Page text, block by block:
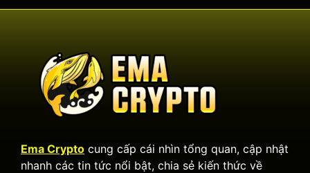
Ema Crypto cung cấp cái nhìn tổng quan, cập nhật
nhanh các tin tức nổi bật, chia sẻ kiến thức về